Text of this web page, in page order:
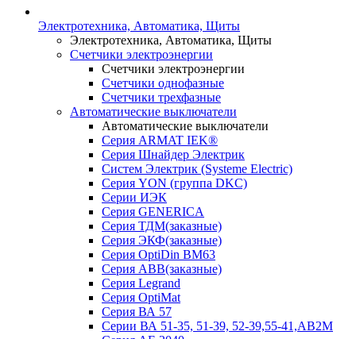
Электротехника, Автоматика, Щиты
Электротехника, Автоматика, Щиты
Счетчики электроэнергии
Счетчики электроэнергии
Счетчики однофазные
Счетчики трехфазные
Автоматические выключатели
Автоматические выключатели
Серия ARMAT IEK®
Серия Шнайдер Электрик
Систем Электрик (Systeme Electric)
Серия YON (группа DKC)
Серии ИЭК
Серия GENERICA
Серия ТДМ(заказные)
Серия ЭКФ(заказные)
Серия OptiDin BM63
Серия АВВ(заказные)
Серия Legrand
Серия OptiMat
Серия ВА 57
Серии ВА 51-35, 51-39, 52-39,55-41,АВ2М